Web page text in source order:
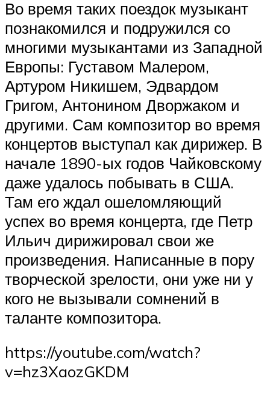
Во время таких поездок музыкант
познакомился и подружился со
многими музыкантами из Западной
Европы: Густавом Малером,
Артуром Никишем, Эдвардом
Григом, Антонином Дворжаком и
другими. Сам композитор во время
концертов выступал как дирижер. В
начале 1890-ых годов Чайковскому
даже удалось побывать в США.
Там его ждал ошеломляющий
успех во время концерта, где Петр
Ильич дирижировал свои же
произведения. Написанные в пору
творческой зрелости, они уже ни у
кого не вызывали сомнений в
таланте композитора.
https://youtube.com/watch?
v=hz3XaozGKDM